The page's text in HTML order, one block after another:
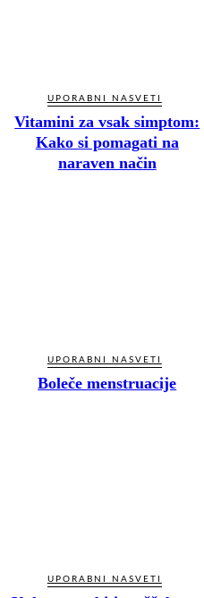
UPORABNI NASVETI
Vitamini za vsak simptom:
Kako si pomagati na
naraven način
UPORABNI NASVETI
Boleče menstruacije
UPORABNI NASVETI